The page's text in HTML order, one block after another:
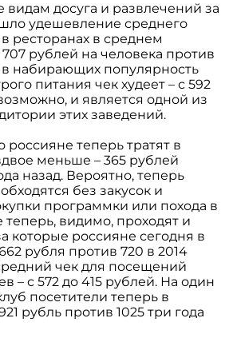
досуга и развлечений за
удешевление среднего
в ресторанах в среднем
рублей на человека против
в набирающих популярность
питания чек худеет – с 592
и является одной из
этих заведений.
россияне теперь тратят в
меньше – 365 рублей
назад. Вероятно, теперь
без закусок и
программки или похода в
теперь, видимо, проходят и
которые россияне сегодня в
рубля против 720 в 2014
чек для посещений
– с 572 до 415 рублей. На один
посетители теперь в
рубль против 1025 три года